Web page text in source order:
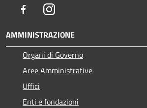
FacebookInstagram
AMMINISTRAZIONE
Organi di Governo
Aree Amministrative
Uffici
Enti e fondazioni